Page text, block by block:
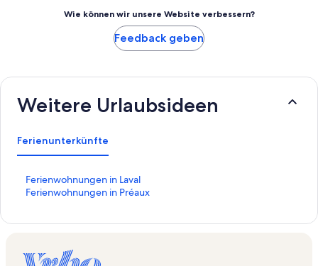
Wie können wir unsere Website verbessern?
Feedback geben
Weitere Urlaubsideen
Ferienunterkünfte
Ferienwohnungen in Laval
L
i
e
Ferienwohnungen in Préaux
L
d